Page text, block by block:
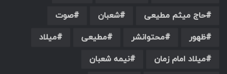
حاج میثم مطیعی
شعبان
صوت
ظهور
محتوانشر مطیعی
میلاد
میلاد امام زمان
نیمه شعبان